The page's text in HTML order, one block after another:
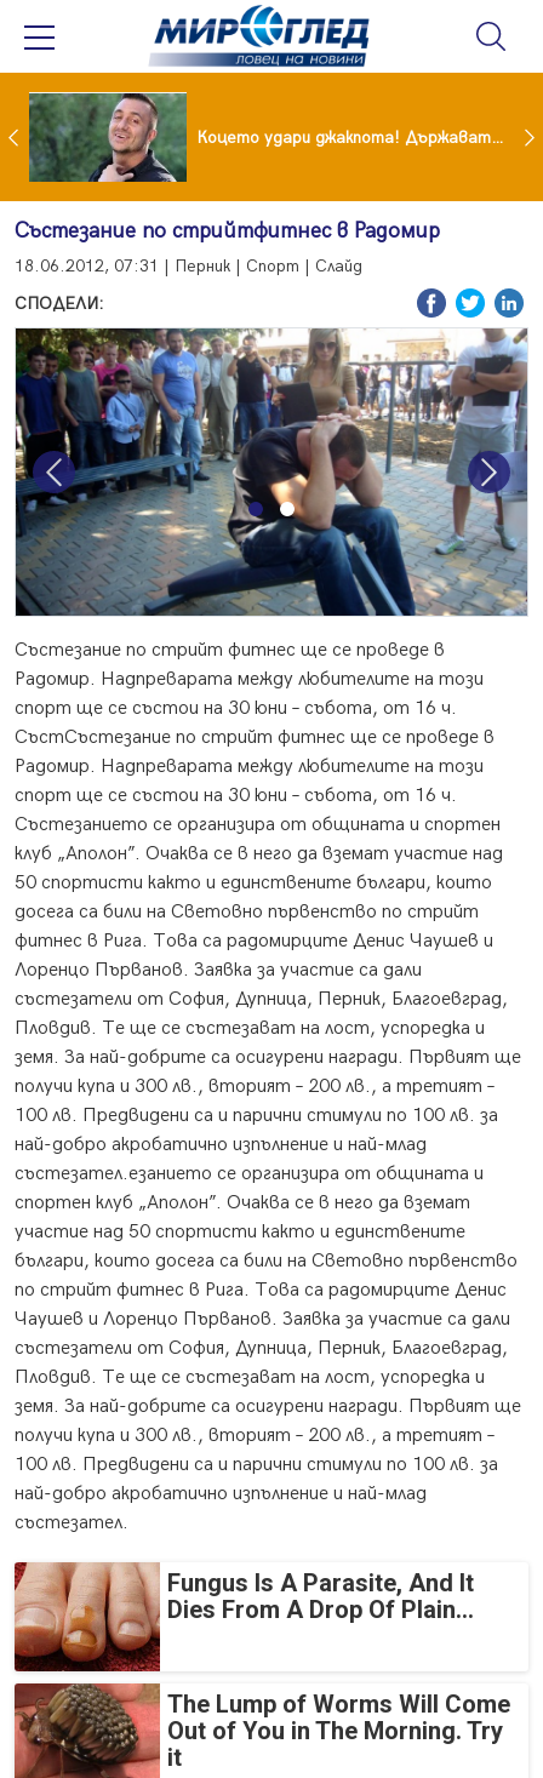
Тишина преди бурята! Защо Саня Армутлиева продължава да мълчи за раздялата с Дара? Коцето удари джакпота! Държавата му плаща 95 000 евро
Състезание по стрийтфитнес в Радомир
18.06.2012, 07:31 | Перник | Спорт | Слайд
СПОДЕЛИ:
Previous Next
Състезание по стрийт фитнес ще се проведе в
Радомир. Надпреварата между любителите на този
спорт ще се състои на 30 юни – събота, от 16 ч.
СъстСъстезание по стрийт фитнес ще се проведе в
Радомир. Надпреварата между любителите на този
спорт ще се състои на 30 юни – събота, от 16 ч.
Състезанието се организира от общината и спортен
клуб „Аполон”. Очаква се в него да вземат участие над
50 спортисти както и единствените българи, които
досега са били на Световно първенство по стрийт
фитнес в Рига. Това са радомирците Денис Чаушев и
Лоренцо Първанов. Заявка за участие са дали
състезатели от София, Дупница, Перник, Благоевград,
Пловдив. Те ще се състезават на лост, успоредка и
земя. За най-добрите са осигурени награди. Първият ще
получи купа и 300 лв., вторият – 200 лв., а третият –
100 лв. Предвидени са и парични стимули по 100 лв. за
най-добро акробатично изпълнение и най-млад
състезател.езанието се организира от общината и
спортен клуб „Аполон”. Очаква се в него да вземат
участие над 50 спортисти както и единствените
българи, които досега са били на Световно първенство
по стрийт фитнес в Рига. Това са радомирците Денис
Чаушев и Лоренцо Първанов. Заявка за участие са дали
състезатели от София, Дупница, Перник, Благоевград,
Пловдив. Те ще се състезават на лост, успоредка и
земя. За най-добрите са осигурени награди. Първият ще
получи купа и 300 лв., вторият – 200 лв., а третият –
100 лв. Предвидени са и парични стимули по 100 лв. за
най-добро акробатично изпълнение и най-млад
състезател.
Fungus Is A Parasite, And It
Dies From A Drop Of Plain...
The Lump of Worms Will Come
Out of You in The Morning. Try
it